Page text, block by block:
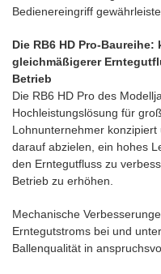
Bedienereingriff
Die RB6 HD Pro-
gleichmäßigerer
Betrieb
Die RB6 HD Pro des
Hochleistungslösung für
Lohnunternehmer
darauf abzielen, ein hohes
den Erntegutfluss zu
Betrieb zu erhöhen.
Mechanische
Erntegutstroms bei und
Ballenqualität in